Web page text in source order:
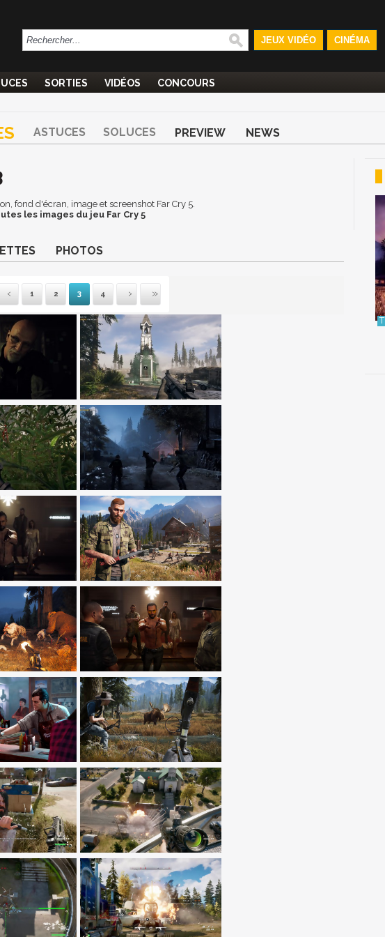
JEUX VIDÉO CINÉMA
SORTIES VIDÉOS CONCOURS
ASTUCES SOLUCES PREVIEW NEWS
fond d'écran, image et screenshot Far Cry 5.
les images du jeu Far Cry 5
PHOTOS
Première
Précédente
1 2 3 4
Suivante
Dernière